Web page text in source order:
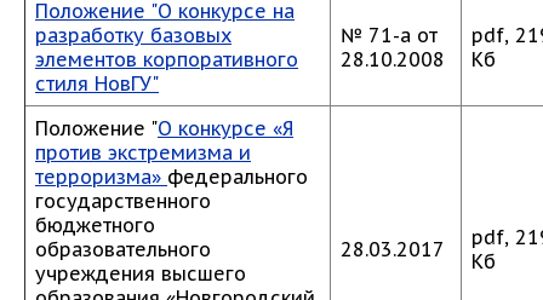
Положение "О конкурсе на
разработку базовых
элементов корпоративного
стиля НовГУ"
№ 71-а от
28.10.2008
pdf,
Кб
Положение "О конкурсе «Я
против экстремизма и
терроризма» федерального
государственного
бюджетного
образовательного
учреждения высшего
28.03.2017
pdf,
Кб